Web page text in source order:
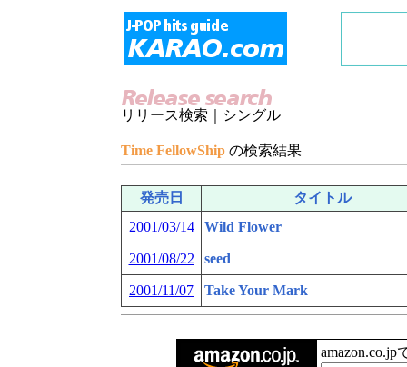
リリース検索｜シングル
Time FellowShip の検索結果
発売日
タイトル
2001/03/14
Wild Flower
2001/08/22 seed
2001/11/07 Take Your Mark
amazon.co.jp